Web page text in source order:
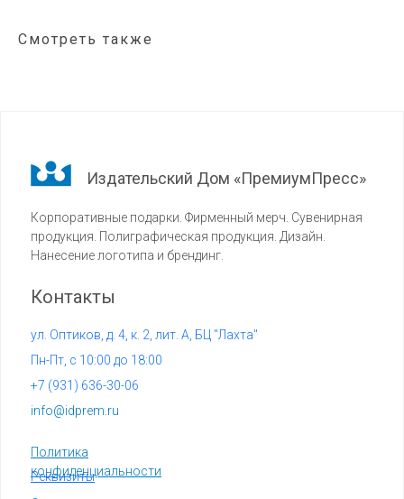
Смотреть также
Издательский Дом «ПремиумПресс»
Корпоративные подарки. Фирменный мерч. Сувенирная
продукция. Полиграфическая продукция. Дизайн.
Нанесение логотипа и брендинг.
info@idprem.ru
Контакты
Политика
конфиденциальности
+7 (931) 636-30-06
Реквизиты
ул. Оптиков, д. 4, к. 2, лит. А, БЦ "Лахта"
Пн-Пт, с 10:00 до 18:00